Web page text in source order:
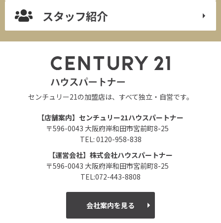
スタッフ紹介
センチュリー21の加盟店は、すべて独立・自営です。
【店舗案内】センチュリー21ハウスパートナー
〒596-0043 大阪府岸和田市宮前町8-25
TEL: 0120-958-838
【運営会社】株式会社ハウスパートナー
〒596-0043 大阪府岸和田市宮前町8-25
TEL:072-443-8808
会社案内を見る